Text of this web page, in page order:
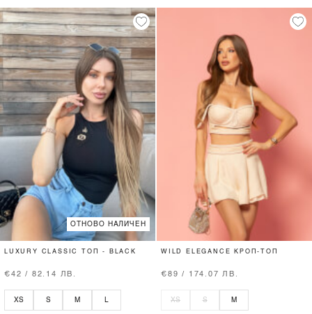
ОТНОВО НАЛИЧЕН
LUXURY CLASSIC ТОП - BLACK
€42 / 82.14 ЛВ.
XS S M
WILD ELEGANCE КРОП-ТОП
€89 / 174.07 ЛВ.
XS S M